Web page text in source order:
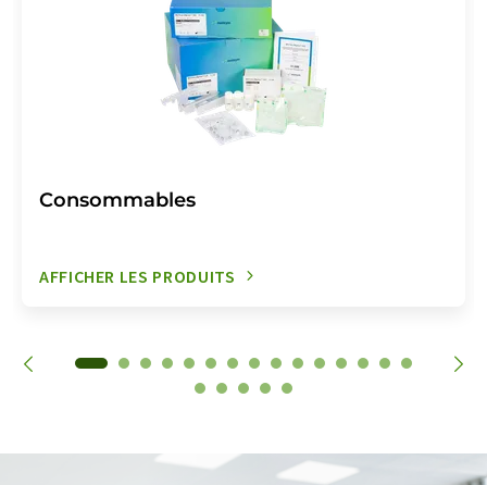
Consommables
AFFICHER LES PRODUITS